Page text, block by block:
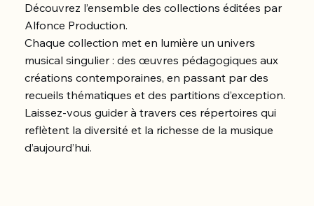
Découvrez l’ensemble des collections éditées par
Alfonce Production.
Chaque collection met en lumière un univers
musical singulier : des œuvres pédagogiques aux
créations contemporaines, en passant par des
recueils thématiques et des partitions d’exception.
Laissez-vous guider à travers ces répertoires qui
reflètent la diversité et la richesse de la musique
d’aujourd’hui.